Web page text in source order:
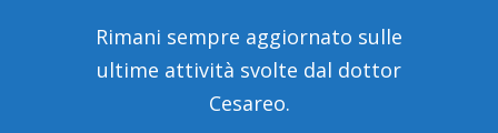
Rimani sempre aggiornato sulle
ultime attività svolte dal dottor
Cesareo.